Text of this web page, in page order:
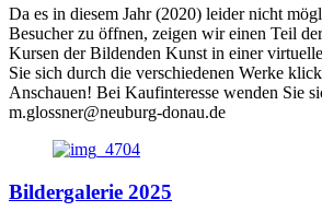
Da es in diesem Jahr (2020) leider nicht
Besucher zu öffnen, zeigen wir einen Teil
Kursen der Bildenden Kunst in einer
Sie sich durch die verschiedenen Werke
Anschauen! Bei Kaufinteresse wenden Sie
m.glossner@neuburg-donau.de
Bildergalerie 2025